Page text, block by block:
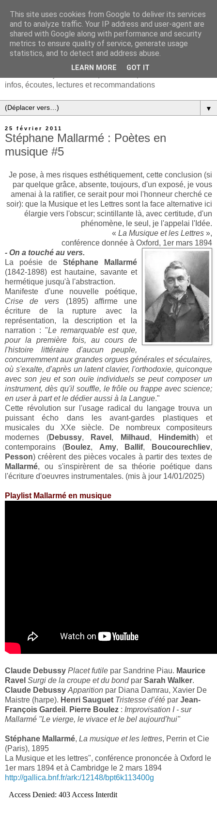
infos, écoutes, lectures et recommandations
▼
25 février 2011
Stéphane Mallarmé : Poètes en
musique #5
Je pose, à mes risques esthétiquement, cette conclusion (si
par quelque grâce, absente, toujours, d'un exposé, je vous
amenai à la ratifier, ce serait pour moi l'honneur cherché ce
soir): que la Musique et les Lettres sont la face alternative ici
élargie vers l'obscur; scintillante là, avec certitude, d'un
phénomène, le seul, je l'appelai l'Idée.
« La Musique et les Lettres »,
conférence donnée à Oxford, 1er mars 1894
- On a touché au vers.
La poésie de Stéphane Mallarmé
(1842-1898) est hautaine, savante et
hermétique jusqu'à l'abstraction.
Manifeste d'une nouvelle poétique,
Crise de vers (1895) affirme une
écriture de la rupture avec la
représentation, la description et la
narration : "Le remarquable est que,
pour la première fois, au cours de
l'histoire littéraire d'aucun peuple,
concurremment aux grandes orgues générales et séculaires,
où s'exalte, d'après un latent clavier, l'orthodoxie, quiconque
avec son jeu et son ouïe individuels se peut composer un
instrument, dès qu'il souffle, le frôle ou frappe avec science;
en user à part et le dédier aussi à la Langue."
Cette révolution sur l'usage radical du langage trouva un
puissant écho dans les avant-gardes plastiques et
musicales du XXe siècle. De nombreux compositeurs
modernes (Debussy, Ravel , Milhaud , Hindemith) et
contemporains (Boulez, Amy, Ballif, Boucourechliev,
Pesson) créèrent des pièces vocales à partir des textes de
Mallarmé, ou s'inspirèrent de sa théorie poétique dans
l'écriture d'oeuvres instrumentales. (mis à jour 14/01/2025)
Playlist Mallarmé en musique
Claude Debussy Placet futile par Sandrine Piau. Maurice
Ravel Surgi de la croupe et du bondpar Sarah Walker.
Claude Debussy Apparition par Diana Damrau, Xavier De
Maistre (harpe). Henri Sauguet Tristesse d’été par Jean-
François Gardeil . Pierre Boulez : Improvisation I - sur
Mallarmé "Le vierge, le vivace et le bel aujourd'hui"
Stéphane Mallarmé, La musique et les lettres, Perrin et Cie
(Paris), 1895
La Musique et les lettres", conférence prononcée à Oxford le
1er mars 1894 et à Cambridge le 2 mars 1894
http://gallica.bnf.fr/ark:/12148/bpt6k113400g
This site uses cookies from Google to deliver its services
and to analyze traffic. Your IP address and user-agent are
shared with Google along with performance and security
metrics to ensure quality of service, generate usage
statistics, and to detect and address abuse.
LEARN MORE GOT IT